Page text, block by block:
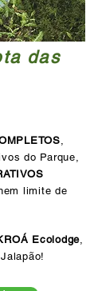
das
,
do Parque,
limite de
Ecolodge,